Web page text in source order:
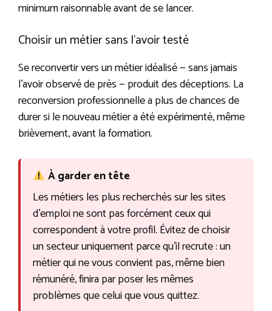
minimum raisonnable avant de se lancer.
Choisir un métier sans l’avoir testé
Se reconvertir vers un métier idéalisé — sans jamais
l’avoir observé de près — produit des déceptions. La
reconversion professionnelle a plus de chances de
durer si le nouveau métier a été expérimenté, même
brièvement, avant la formation.
À garder en tête
Les métiers les plus recherchés sur les sites
d’emploi ne sont pas forcément ceux qui
correspondent à votre profil. Évitez de choisir
un secteur uniquement parce qu’il recrute : un
métier qui ne vous convient pas, même bien
rémunéré, finira par poser les mêmes
problèmes que celui que vous quittez.